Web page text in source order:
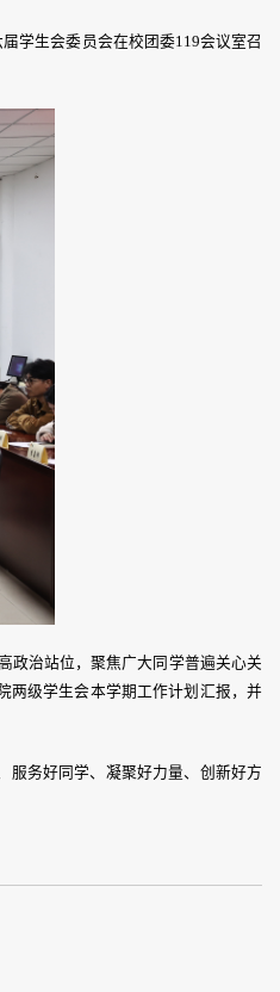
学生会委员会在校团委119会议室召
政治站位，聚焦广大同学普遍关心关
两级学生会本学期工作计划汇报，并
服务好同学、凝聚好力量、创新好方